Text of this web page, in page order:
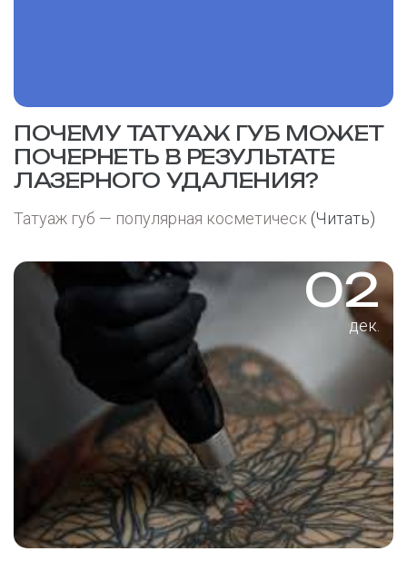
ПОЧЕМУ ТАТУАЖ ГУБ МОЖЕТ
ПОЧЕРНЕТЬ В РЕЗУЛЬТАТЕ
ЛАЗЕРНОГО УДАЛЕНИЯ?
Татуаж губ — популярная косметическ (Читать)
02
дек.